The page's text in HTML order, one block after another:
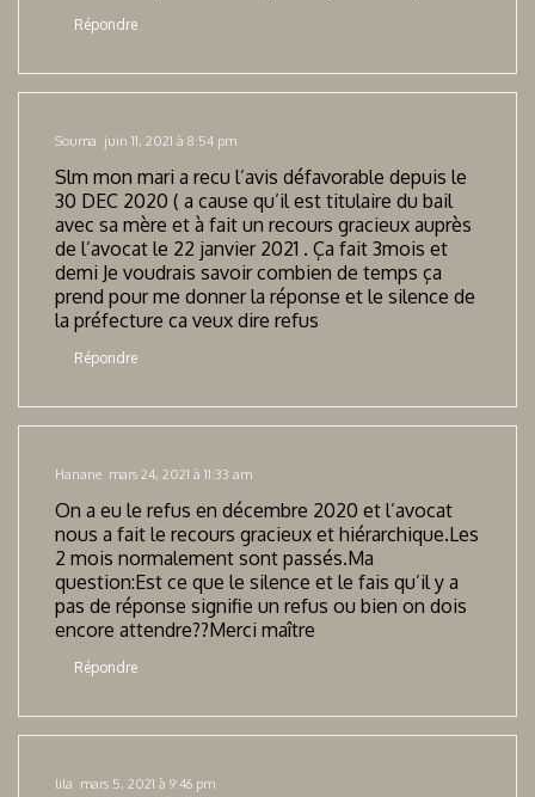
Répondre
Souma juin 11, 2021 à 8:54 pm
Slm mon mari a recu l’avis défavorable depuis le
30 DEC 2020 ( a cause qu’il est titulaire du bail
avec sa mère et à fait un recours gracieux auprès
de l’avocat le 22 janvier 2021 . Ça fait 3mois et
demi Je voudrais savoir combien de temps ça
prend pour me donner la réponse et le silence de
la préfecture ca veux dire refus
Répondre
Hanane mars 24, 2021 à 11:33 am
On a eu le refus en décembre 2020 et l’avocat
nous a fait le recours gracieux et hiérarchique.Les
2 mois normalement sont passés.Ma
question:Est ce que le silence et le fais qu’il y a
pas de réponse signifie un refus ou bien on dois
encore attendre??Merci maître
Répondre
lila mars 5, 2021 à 9:46 pm